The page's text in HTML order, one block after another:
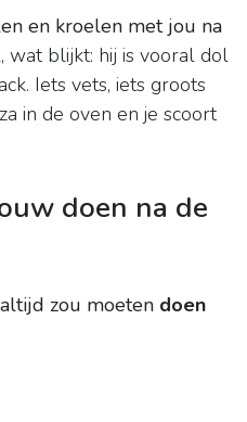
en kroelen met jou na
wat blijkt: hij is vooral dol
Iets vets, iets groots
in de oven en je scoort
doen na de
zou moeten doen